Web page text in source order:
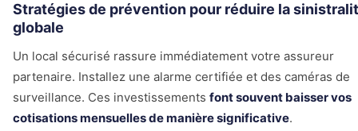
Stratégies de prévention pour réduire la
globale
Un local sécurisé rassure immédiatement votre assureur
partenaire. Installez une alarme certifiée et des caméras de
surveillance. Ces investissements font souvent baisser vos
cotisations mensuelles de manière significative.